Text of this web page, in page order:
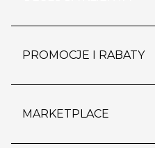
polityka prywatności
kontakt
dostawy i płatność
wypis z subskrypcji
regulamin sklepu
PROMOCJE I RABATY
outlet
MARKETPLACE